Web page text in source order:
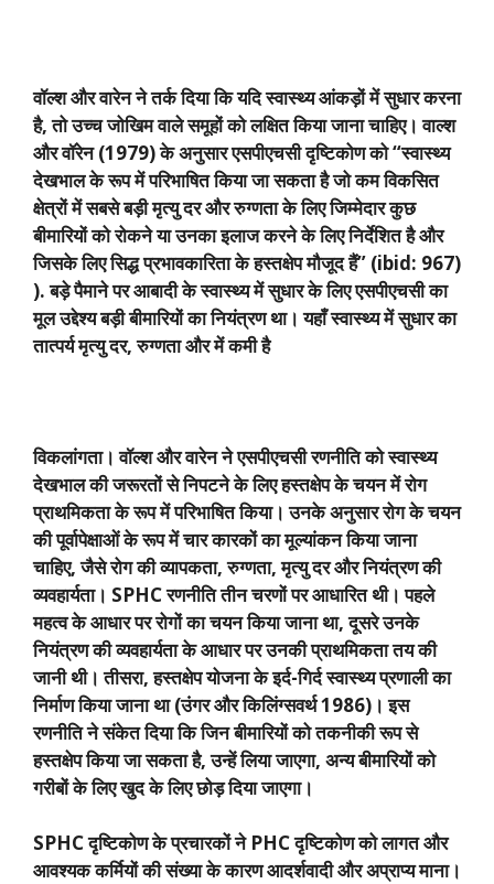
वॉल्श और वारेन ने तर्क दिया कि यदि स्वास्थ्य आंकड़ों में सुधार करना
है,तो उच्च जोखिम वाले समूहों को लक्षित किया जाना चाहिए। वाल्श
और वॉरेन (1979)के अनुसार एसपीएचसी दृष्टिकोण को “स्वास्थ्य
देखभाल के रूप में परिभाषित किया जा सकता है जो कम विकसित
क्षेत्रों में सबसे बड़ी मृत्यु दर और रुग्णता के लिए जिम्मेदार कुछ
बीमारियों को रोकने या उनका इलाज करने के लिए निर्देशित है और
जिसके लिए सिद्ध प्रभावकारिता के हस्तक्षेप मौजूद हैं” (ibid: 967)
).बड़े पैमाने पर आबादी के स्वास्थ्य में सुधार के लिए एसपीएचसी का
मूल उद्देश्य बड़ी बीमारियों का नियंत्रण था। यहाँ स्वास्थ्य में सुधार का
तात्पर्य मृत्यु दर,रुग्णता और में कमी है
विकलांगता। वॉल्श और वारेन ने एसपीएचसी रणनीति को स्वास्थ्य
देखभाल की जरूरतों से निपटने के लिए हस्तक्षेप के चयन में रोग
प्राथमिकता के रूप में परिभाषित किया। उनके अनुसार रोग के चयन
की पूर्वापेक्षाओं के रूप में चार कारकों का मूल्यांकन किया जाना
चाहिए,जैसे रोग की व्यापकता,रुग्णता,मृत्यु दर और नियंत्रण की
व्यवहार्यता। SPHCरणनीति तीन चरणों पर आधारित थी। पहले
महत्व के आधार पर रोगों का चयन किया जाना था,दूसरे उनके
नियंत्रण की व्यवहार्यता के आधार पर उनकी प्राथमिकता तय की
जानी थी। तीसरा,हस्तक्षेप योजना के इर्द-गिर्द स्वास्थ्य प्रणाली का
निर्माण किया जाना था (उंगर और किलिंग्सवर्थ1986) । इस
रणनीति ने संकेत दिया कि जिन बीमारियों को तकनीकी रूप से
हस्तक्षेप किया जा सकता है,उन्हें लिया जाएगा, अन्य बीमारियों को
गरीबों के लिए खुद के लिए छोड़ दिया जाएगा।
SPHCदृष्टिकोण के प्रचारकों ने PHCदृष्टिकोण को लागत और
आवश्यक कर्मियों की संख्या के कारण आदर्शवादी और अप्राप्य माना।